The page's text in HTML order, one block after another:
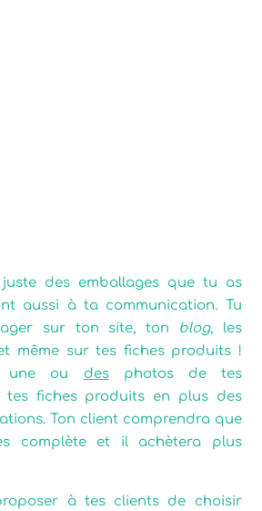
des emballages que tu as
aussi à ta communication. Tu
sur ton site, ton
blog, les
même sur tes fiches produits !
une ou desphotos de tes
tes fiches produits en plus des
Ton client comprendra que
complète et il achètera plus
à tes clients de choisir